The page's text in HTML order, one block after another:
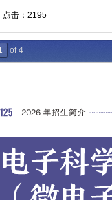
点击： 2195